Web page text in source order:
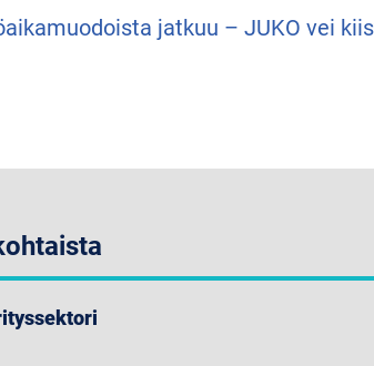
jatkuu – JUKO vei